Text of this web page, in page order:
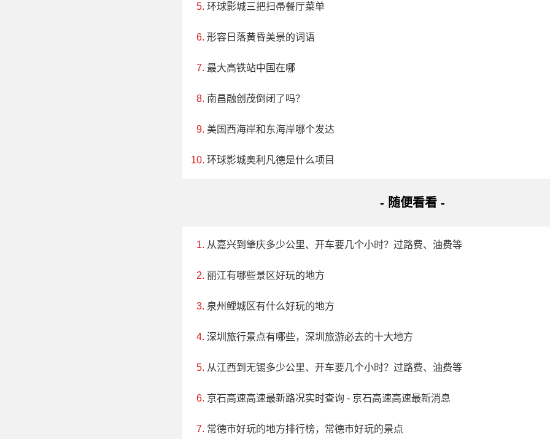
环球影城三把扫帚餐厅菜单
形容日落黄昏美景的词语
最大高铁站中国在哪
南昌融创茂倒闭了吗？
美国西海岸和东海岸哪个发达
环球影城奥利凡德是什么项目
- 随便看看 -
从嘉兴到肇庆多少公里、开车要几个小时？过路费、油费等
丽江有哪些景区好玩的地方
泉州鲤城区有什么好玩的地方
深圳旅行景点有哪些，深圳旅游必去的十大地方
从江西到无锡多少公里、开车要几个小时？过路费、油费等
京石高速高速最新路况实时查询 - 京石高速高速最新消息
常德市好玩的地方排行榜，常德市好玩的景点